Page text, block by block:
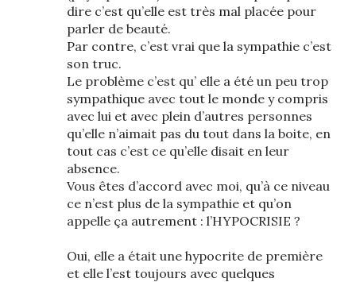
dire c’est qu’elle est très mal placée pour
parler de beauté.
Par contre, c’est vrai que la sympathie c’est
son truc.
Le problème c’est qu’ elle a été un peu trop
sympathique avec tout le monde y compris
avec lui et avec plein d’autres personnes
qu’elle n’aimait pas du tout dans la boite, en
tout cas c’est ce qu’elle disait en leur
absence.
Vous êtes d’accord avec moi, qu’à ce niveau
ce n’est plus de la sympathie et qu’on
appelle ça autrement : l’HYPOCRISIE ?
Oui, elle a était une hypocrite de première
et elle l’est toujours avec quelques